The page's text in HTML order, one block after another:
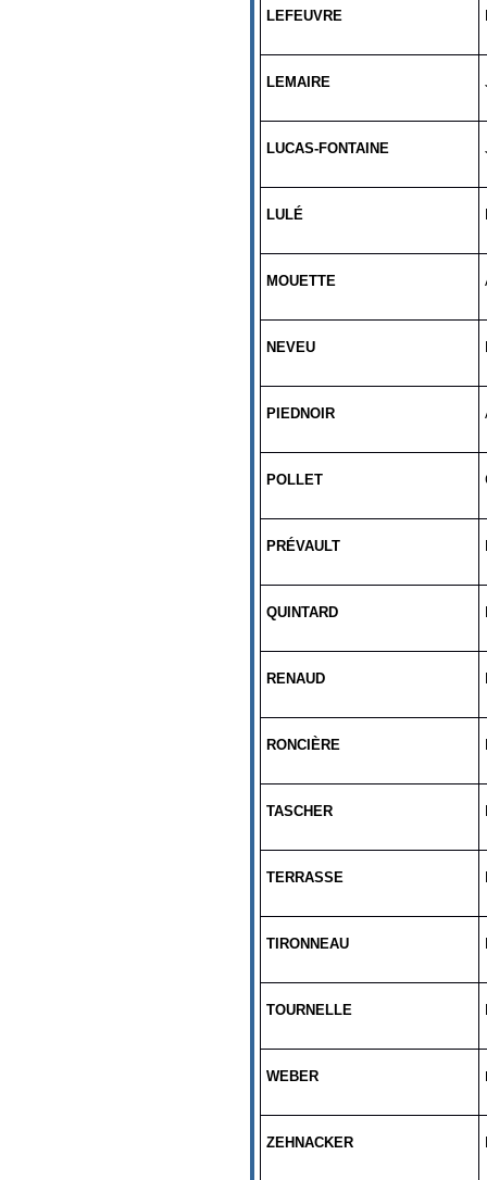
LEFEUVRE
LEMAIRE
LUCAS-FONTAINE
LULÉ
MOUETTE
NEVEU
PIEDNOIR
POLLET
PRÉVAULT
QUINTARD
RENAUD
RONCIÈRE
TASCHER
TERRASSE
TIRONNEAU
TOURNELLE
WEBER
ZEHNACKER